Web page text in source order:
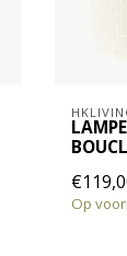
Op